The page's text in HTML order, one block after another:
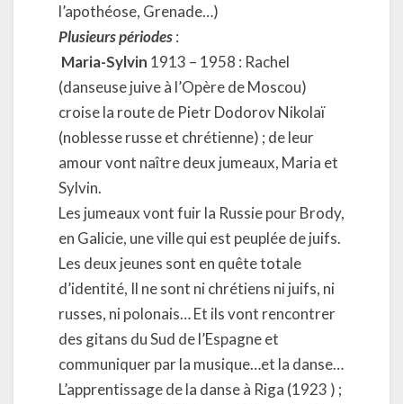
l’apothéose, Grenade…)
Plusieurs périodes:
Maria-Sylvin 1913 – 1958 : Rachel
(danseuse juive à l’Opère de Moscou)
croise la route de Pietr Dodorov Nikolaï
(noblesse russe et chrétienne) ; de leur
amour vont naître deux jumeaux, Maria et
Sylvin.
Les jumeaux vont fuir la Russie pour Brody,
en Galicie, une ville qui est peuplée de juifs.
Les deux jeunes sont en quête totale
d’identité, Il ne sont ni chrétiens ni juifs, ni
russes, ni polonais… Et ils vont rencontrer
des gitans du Sud de l’Espagne et
communiquer par la musique…et la danse…
L’apprentissage de la danse à Riga (1923 ) ;